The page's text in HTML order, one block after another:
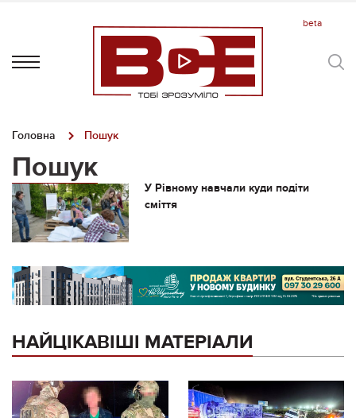
Головна Пошук
Пошук
У Рівному навчали куди подіти
сміття
НАЙЦІКАВІШІ МАТЕРІАЛИ